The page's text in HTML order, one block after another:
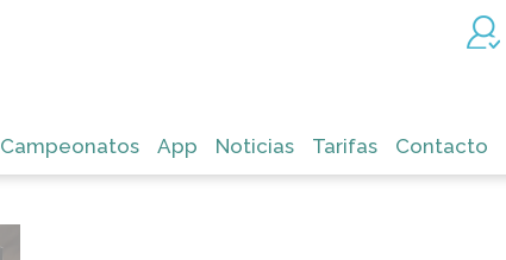
Campeonatos App Noticias Tarifas Contacto